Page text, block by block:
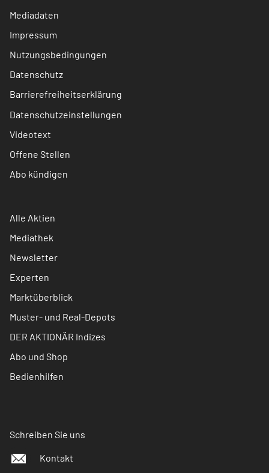
Mediadaten
Impressum
Nutzungsbedingungen
Datenschutz
Barrierefreiheitserklärung
Datenschutzeinstellungen
Videotext
Offene Stellen
Abo kündigen
Alle Aktien
Mediathek
Newsletter
Experten
Marktüberblick
Muster- und Real-Depots
DER AKTIONÄR Indizes
Abo und Shop
Bedienhilfen
Schreiben Sie uns
Kontakt